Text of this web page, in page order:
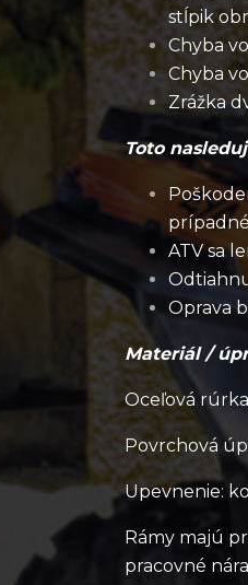
stĺpik
Chyba
Chyba
Zrážka
Toto
ATV sa
Oprava
Materiál /
Oceľová
Povrchová
Upevnenie:
Rámy majú
pracovné